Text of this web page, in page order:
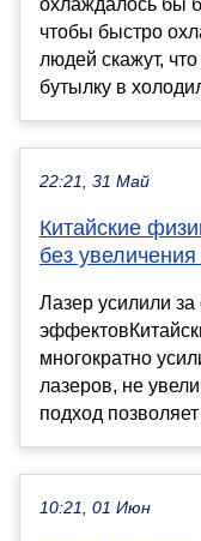
охлаждалось бы
чтобы быстро
людей скажут,
бутылку в
22:21, 31 Май
Китайские
без
Лазер усилили за
многократно
лазеров, не
подход
10:21, 01 Июн